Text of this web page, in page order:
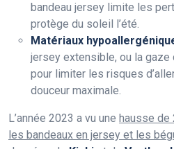
bandeau jersey limite les
protège du soleil l’été.
Matériaux
jersey extensible, ou la
pour limiter les risques
douceur maximale.
L’année 2023 a vu une hausse de
les bandeaux en jersey et les